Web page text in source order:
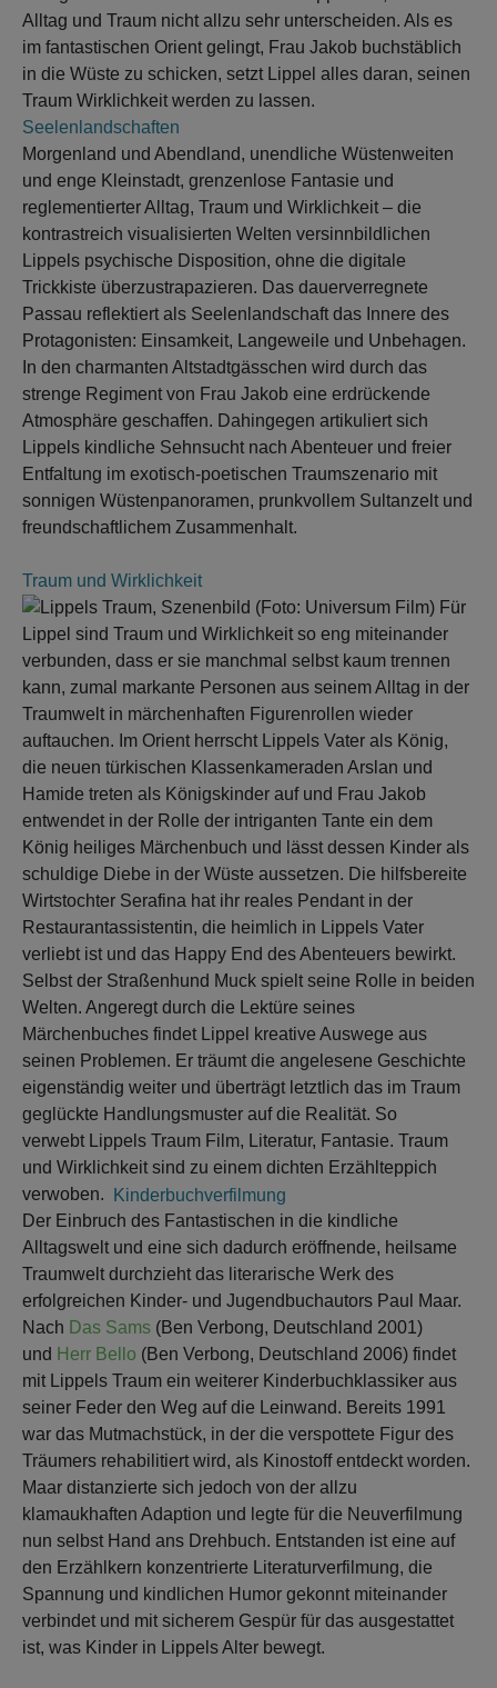
Alltag und Traum nicht allzu sehr unterscheiden. Als es
im fantastischen Orient gelingt, Frau Jakob buchstäblich
in die Wüste zu schicken, setzt Lippel alles daran, seinen
Traum Wirklichkeit werden zu lassen.
Seelenlandschaften
Morgenland und Abendland, unendliche Wüstenweiten
und enge Kleinstadt, grenzenlose Fantasie und
reglementierter Alltag, Traum und Wirklichkeit – die
kontrastreich visualisierten Welten versinnbildlichen
Lippels psychische Disposition, ohne die digitale
Trickkiste überzustrapazieren. Das dauerverregnete
Passau reflektiert als Seelenlandschaft das Innere des
Protagonisten: Einsamkeit, Langeweile und Unbehagen.
In den charmanten Altstadtgässchen wird durch das
strenge Regiment von Frau Jakob eine erdrückende
Atmosphäre geschaffen. Dahingegen artikuliert sich
Lippels kindliche Sehnsucht nach Abenteuer und freier
Entfaltung im exotisch-poetischen Traumszenario mit
sonnigen Wüstenpanoramen, prunkvollem Sultanzelt und
freundschaftlichem Zusammenhalt.
Traum und Wirklichkeit
Für
Lippel sind Traum und Wirklichkeit so eng miteinander
verbunden, dass er sie manchmal selbst kaum trennen
kann, zumal markante Personen aus seinem Alltag in der
Traumwelt in märchenhaften Figurenrollen wieder
auftauchen. Im Orient herrscht Lippels Vater als König,
die neuen türkischen Klassenkameraden Arslan und
Hamide treten als Königskinder auf und Frau Jakob
entwendet in der Rolle der intriganten Tante ein dem
König heiliges Märchenbuch und lässt dessen Kinder als
schuldige Diebe in der Wüste aussetzen. Die hilfsbereite
Wirtstochter Serafina hat ihr reales Pendant in der
Restaurantassistentin, die heimlich in Lippels Vater
verliebt ist und das Happy End des Abenteuers bewirkt.
Selbst der Straßenhund Muck spielt seine Rolle in beiden
Welten. Angeregt durch die Lektüre seines
Märchenbuches findet Lippel kreative Auswege aus
seinen Problemen. Er träumt die angelesene Geschichte
eigenständig weiter und überträgt letztlich das im Traum
geglückte Handlungsmuster auf die Realität. So
verwebt Lippels Traum Film, Literatur, Fantasie. Traum
und Wirklichkeit sind zu einem dichten Erzählteppich
verwoben.
Kinderbuchverfilmung
Der Einbruch des Fantastischen in die kindliche
Alltagswelt und eine sich dadurch eröffnende, heilsame
Traumwelt durchzieht das literarische Werk des
erfolgreichen Kinder- und Jugendbuchautors Paul Maar.
Nach Das Sams (Ben Verbong, Deutschland 2001)
und Herr Bello (Ben Verbong, Deutschland 2006) findet
mit Lippels Traum ein weiterer Kinderbuchklassiker aus
seiner Feder den Weg auf die Leinwand. Bereits 1991
war das Mutmachstück, in der die verspottete Figur des
Träumers rehabilitiert wird, als Kinostoff entdeckt worden.
Maar distanzierte sich jedoch von der allzu
klamaukhaften Adaption und legte für die Neuverfilmung
nun selbst Hand ans Drehbuch. Entstanden ist eine auf
den Erzählkern konzentrierte Literaturverfilmung, die
Spannung und kindlichen Humor gekonnt miteinander
verbindet und mit sicherem Gespür für das ausgestattet
ist, was Kinder in Lippels Alter bewegt.